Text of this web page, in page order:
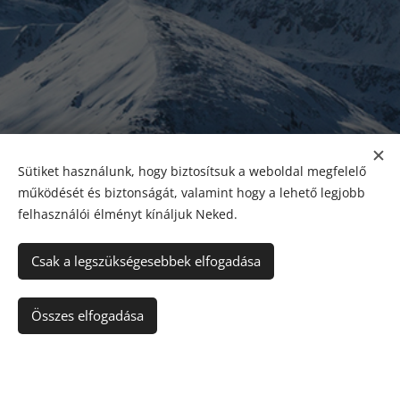
Sütiket használunk, hogy biztosítsuk a weboldal megfelelő
működését és biztonságát, valamint hogy a lehető legjobb
felhasználói élményt kínáljuk Neked.
Csak a legszükségesebbek elfogadása
Összes elfogadása